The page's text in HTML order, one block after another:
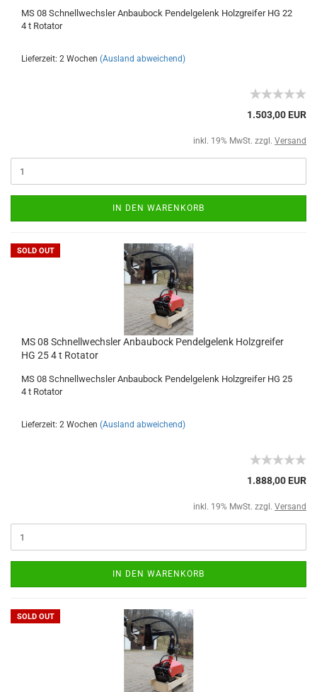
MS 08 Schnellwechsler Anbaubock Pendelgelenk Holzgreifer HG 22
4 t Rotator
Lieferzeit: 2 Wochen (Ausland abweichend)
1.503,00 EUR
inkl. 19% MwSt. zzgl. Versand
IN DEN WARENKORB
SOLD OUT
MS 08 Schnellwechsler Anbaubock Pendelgelenk Holzgreifer
HG 25 4 t Rotator
MS 08 Schnellwechsler Anbaubock Pendelgelenk Holzgreifer HG 25
4 t Rotator
Lieferzeit: 2 Wochen (Ausland abweichend)
1.888,00 EUR
inkl. 19% MwSt. zzgl. Versand
IN DEN WARENKORB
SOLD OUT